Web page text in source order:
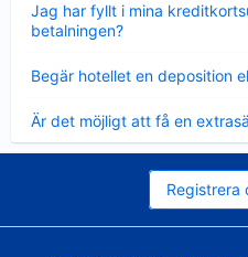
Jag har fyllt i mina
betalningen?
mindre
Begär hotellet en deposition
mindre
Är det möjligt att få en
mindre
Registrera